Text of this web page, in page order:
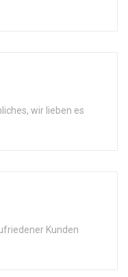
wir lieben es
Kunden